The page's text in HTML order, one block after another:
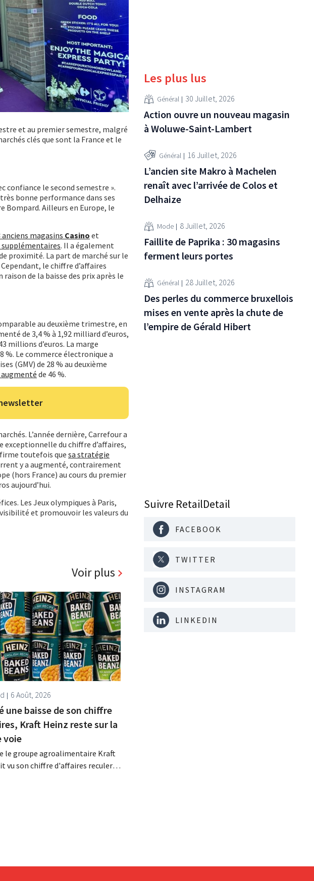
et au premier semestre, malgré
clés que sont la France et le
confiance le second semestre ».
bonne performance dans ses
Bompard. Ailleurs en Europe, le
anciens magasins Casino et
supplémentaires. Il a également
proximité. La part de marché sur le
le chiffre d’affaires
de la baisse des prix après le
au deuxième trimestre, en
de 3,4 % à 1,92 milliard d’euros,
millions d’euros. La marge
%. Le commerce électronique a
(GMV) de 28 % au deuxième
augmenté de 46 %.
L’année dernière, Carrefour a
exceptionnelle du chiffre d’affaires,
toutefois que sa stratégie
y a augmenté, contrairement
(hors France) au cours du premier
aujourd’hui.
Les Jeux olympiques à Paris,
et promouvoir les valeurs du
Voir plus
6 Août, 2026
une baisse de son chiffre
Kraft Heinz reste sur la
voie
le groupe agroalimentaire Kraft
vu son chiffre d'affaires reculer
Les plus lus
Général 30 Juillet, 2026
Action ouvre un nouveau magasin
à Woluwe-Saint-Lambert
Général 16 Juillet, 2026
L’ancien site Makro à Machelen
renaît avec l’arrivée de Colos et
Delhaize
Mode 8 Juillet, 2026
Faillite de Paprika : 30 magasins
ferment leurs portes
Général 28 Juillet, 2026
Des perles du commerce bruxellois
mises en vente après la chute de
l’empire de Gérald Hibert
Suivre RetailDetail
FACEBOOK
TWITTER
INSTAGRAM
LINKEDIN